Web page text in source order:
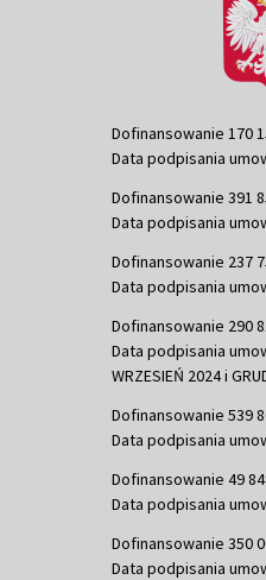
Dofinansowanie 170
Data podpisania
Dofinansowanie 391
Data podpisania
Dofinansowanie 237
Data podpisania
Dofinansowanie 290
Data podpisania
WRZESIEŃ 2024 i
Dofinansowanie 539
Data podpisania
Dofinansowanie 49
Data podpisania
Dofinansowanie 350
Data podpisania